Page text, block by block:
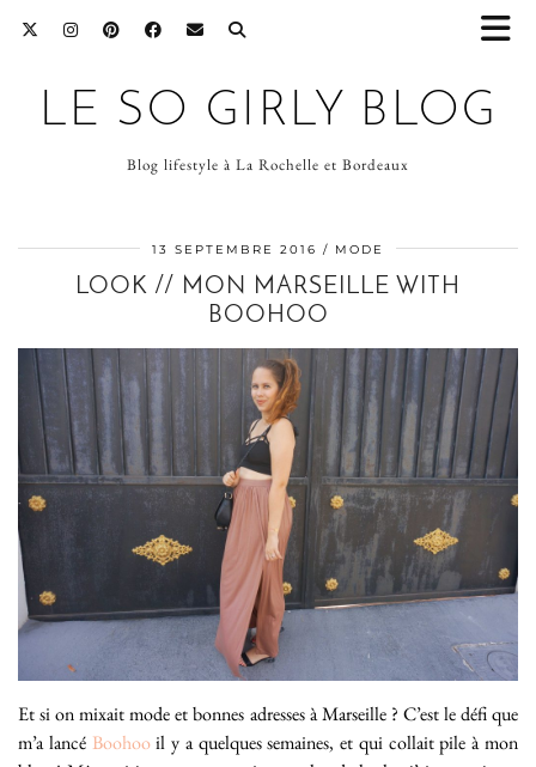
LE SO GIRLY BLOG
Blog lifestyle à La Rochelle et Bordeaux
13 SEPTEMBRE 2016 MODE
LOOK // MON MARSEILLE WITH
BOOHOO
Et si on mixait mode et bonnes adresses à Marseille ? C’est le défi que
m’a lancé Boohooil y a quelques semaines, et qui collait pile à mon